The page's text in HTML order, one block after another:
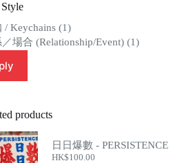
/ Keychains(1)
／場合 (Relationship/Event)(1)
products
日日爆數 - PERSISTENCE
HK$100.00